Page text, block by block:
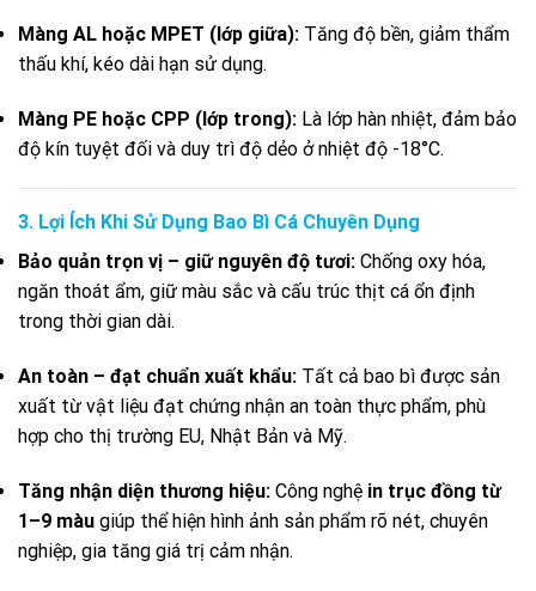
Màng AL hoặc MPET (lớp giữa): Tăng độ bền, giảm thẩm
thấu khí, kéo dài hạn sử dụng.
Màng PE hoặc CPP (lớp trong): Là lớp hàn nhiệt, đảm bảo
độ kín tuyệt đối và duy trì độ dẻo ở nhiệt độ -18°C.
3. Lợi Ích Khi Sử Dụng Bao Bì Cá Chuyên Dụng
Bảo quản trọn vị – giữ nguyên độ tươi: Chống oxy hóa,
ngăn thoát ẩm, giữ màu sắc và cấu trúc thịt cá ổn định
trong thời gian dài.
An toàn – đạt chuẩn xuất khẩu: Tất cả bao bì được sản
xuất từ vật liệu đạt chứng nhận an toàn thực phẩm, phù
hợp cho thị trường EU, Nhật Bản và Mỹ.
Tăng nhận diện thương hiệu: Công nghệ in trục đồng từ
1–9 màu giúp thể hiện hình ảnh sản phẩm rõ nét, chuyên
nghiệp, gia tăng giá trị cảm nhận.